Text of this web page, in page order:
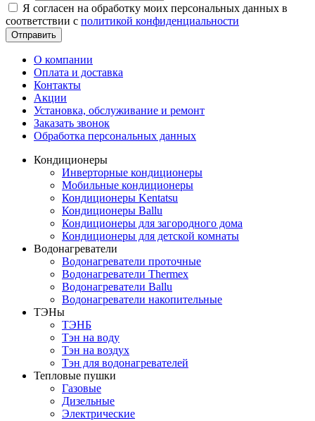
Я согласен на обработку моих персональных данных в
соответствии с политикой конфиденциальности
Отправить
О компании
Оплата и доставка
Контакты
Акции
Установка, обслуживание и ремонт
Заказать звонок
Обработка персональных данных
Кондиционеры
Инверторные кондиционеры
Мобильные кондиционеры
Кондиционеры Kentatsu
Кондиционеры Ballu
Кондиционеры для загородного дома
Кондиционеры для детской комнаты
Водонагреватели
Водонагреватели проточные
Водонагреватели Thermex
Водонагреватели Ballu
Водонагреватели накопительные
ТЭНы
ТЭНБ
Тэн на воду
Тэн на воздух
Тэн для водонагревателей
Тепловые пушки
Газовые
Дизельные
Электрические